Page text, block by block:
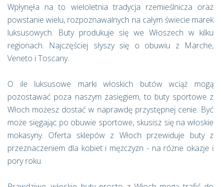
Wpłynęła na to wieloletnia tradycja rzemieślnicza oraz
powstanie wielu, rozpoznawalnych na całym świecie marek
luksusowych. Buty produkuje się we Włoszech w kilku
regionach. Najczęściej słyszy się o obuwiu z Marche,
Veneto i Toscany.
O ile luksusowe marki włoskich butów wciąż mogą
pozostawać poza naszym zasięgiem, to buty sportowe z
Włoch możesz dostać w naprawdę przystępnej cenie. Być
może sięgając po obuwie sportowe, skusisz się na włoskie
mokasyny. Oferta sklepów z Włoch przewiduje buty z
przeznaczeniem dla kobiet i mężczyzn - na różne okazje i
pory roku.